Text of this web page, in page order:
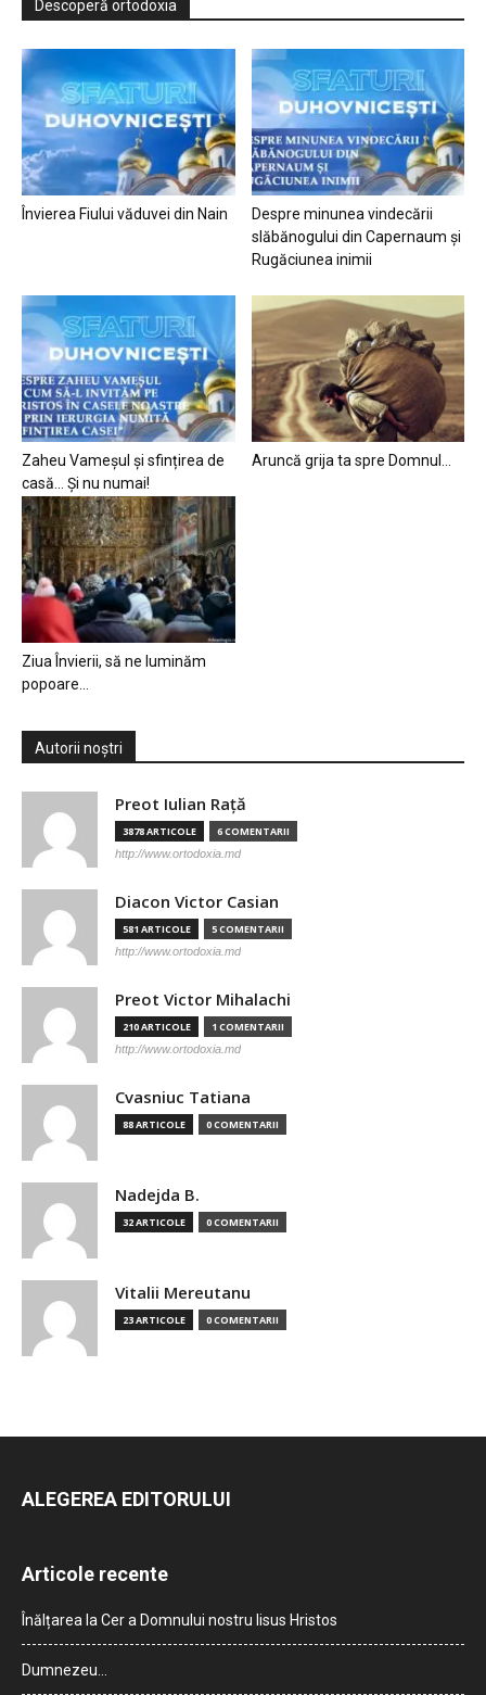
Descoperă ortodoxia
Învierea Fiului văduvei din Nain
Despre minunea vindecării
slăbănogului din Capernaum și
Rugăciunea inimii
Zaheu Vameșul și sfințirea de
casă… Și nu numai!
Aruncă grija ta spre Domnul…
Ziua Învierii, să ne luminăm
popoare…
Autorii noștri
Preot Iulian Raţă
3878 ARTICOLE 6 COMENTARII
http://www.ortodoxia.md
Diacon Victor Casian
581 ARTICOLE 5 COMENTARII
http://www.ortodoxia.md
Preot Victor Mihalachi
210 ARTICOLE 1 COMENTARII
http://www.ortodoxia.md
Cvasniuc Tatiana
88 ARTICOLE 0 COMENTARII
Nadejda B.
32 ARTICOLE 0 COMENTARII
Vitalii Mereutanu
23 ARTICOLE 0 COMENTARII
ALEGEREA EDITORULUI
Articole recente
Înălțarea la Cer a Domnului nostru Iisus Hristos
Dumnezeu…